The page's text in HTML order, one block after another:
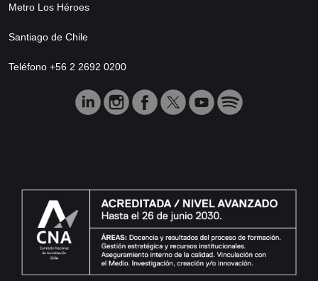
Metro Los Héroes
Santiago de Chile
Teléfono +56 2 2692 0200